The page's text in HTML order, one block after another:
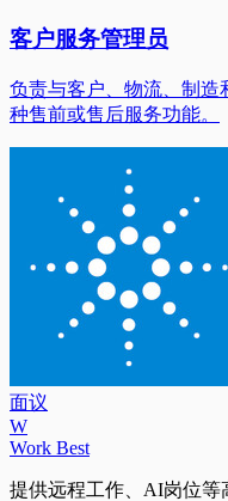
客户服务管理员
负责与客户、物流、制造
种售前或售后服务功能。
面议
W
Work Best
提供远程工作、AI岗位等